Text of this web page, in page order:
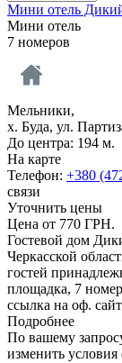
Мини отель
Мини отель
7 номеров
Мельники,
х. Буда, ул.
До центра: 194 м.
На карте
Телефон: +380
связи
Уточнить цены
Цена от 770 ГРН.
Гостевой дом
Черкасской
гостей
площадка, 7
ссылка на оф. сайт
Подробнее
По вашему
изменить